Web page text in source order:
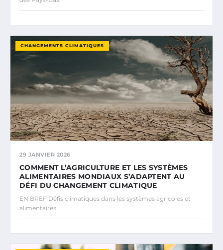
CHANGEMENTS CLIMATIQUES
29 JANVIER 2026
COMMENT L’AGRICULTURE ET LES SYSTÈMES
ALIMENTAIRES MONDIAUX S’ADAPTENT AU
DÉFI DU CHANGEMENT CLIMATIQUE
EN BREF Défis climatiques dans les systèmes agricoles et
alimentaires.